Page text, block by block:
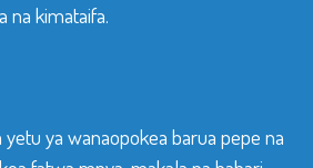
na kimataifa.
ya wanaopokea barua pepe na